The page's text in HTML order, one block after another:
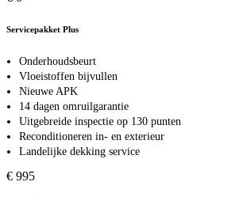
Servicepakket Plus
Onderhoudsbeurt
Vloeistoffen bijvullen
Nieuwe APK
14 dagen omruilgarantie
Uitgebreide inspectie op 130 punten
Reconditioneren in- en exterieur
Landelijke dekking service
€ 995